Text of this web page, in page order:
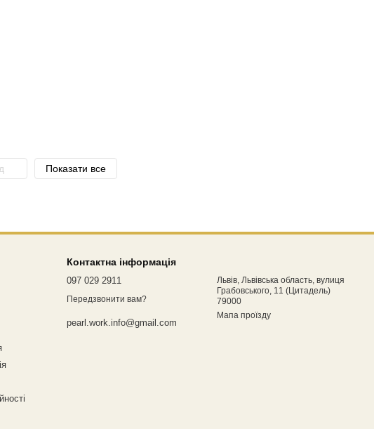
Показати все
Контактна інформація
097 029 2911
Передзвонити вам?
pearl.work.info@gmail.com
Львів, Львівська область, вулиця
Грабовського, 11 (Цитадель)
79000
Мапа проїзду